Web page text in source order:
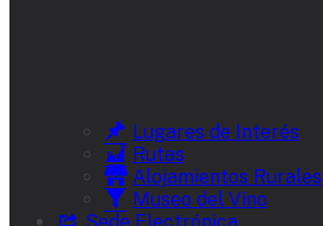
Lugares de Interés
Rutas
Alojamientos Rurales
Museo del Vino